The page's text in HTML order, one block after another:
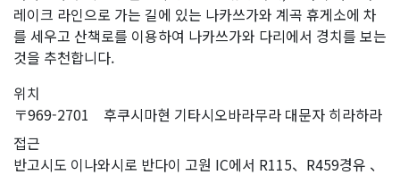
레이크 라인으로 가는 길에 있는 나카쓰가와 계곡 휴게소에 차
를 세우고 산책로를 이용하여 나카쓰가와 다리에서 경치를 보는
것을 추천합니다.
위치
〒969-2701 후쿠시마현 기타시오바라무라 대문자 히라하라
접근
반고시도 이나와시로 반다이 고원 IC에서 R115、R459경유 、